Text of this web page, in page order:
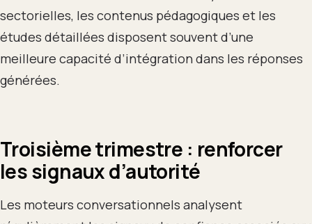
sectorielles, les contenus pédagogiques et les
études détaillées disposent souvent d’une
meilleure capacité d’intégration dans les réponses
générées.
Troisième trimestre : renforcer
les signaux d’autorité
Les moteurs conversationnels analysent